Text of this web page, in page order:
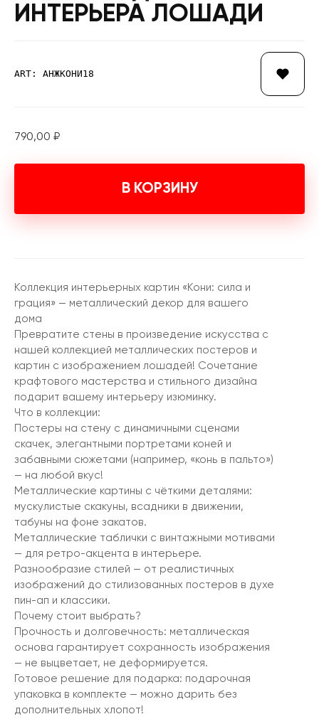
ИНТЕРЬЕРА ЛОШАДИ
ART: АНЖКОНИ18
790,00 ₽
В КОРЗИНУ
Коллекция интерьерных картин «Кони: сила и
грация» — металлический декор для вашего
дома
Превратите стены в произведение искусства с
нашей коллекцией металлических постеров и
картин с изображением лошадей! Сочетание
крафтового мастерства и стильного дизайна
подарит вашему интерьеру изюминку.
Что в коллекции:
Постеры на стену с динамичными сценами
скачек, элегантными портретами коней и
забавными сюжетами (например, «конь в пальто»)
— на любой вкус!
Металлические картины с чёткими деталями:
мускулистые скакуны, всадники в движении,
табуны на фоне закатов.
Металлические таблички с винтажными мотивами
— для ретро-акцента в интерьере.
Разнообразие стилей — от реалистичных
изображений до стилизованных постеров в духе
пин-ап и классики.
Почему стоит выбрать?
Прочность и долговечность: металлическая
основа гарантирует сохранность изображения
— не выцветает, не деформируется.
Готовое решение для подарка: подарочная
упаковка в комплекте — можно дарить без
дополнительных хлопот!